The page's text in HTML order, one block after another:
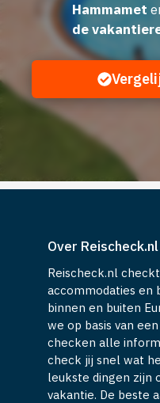
Hammamet
de
Over Reischeck.nl
Reischeck.nl
accommodaties en
binnen en buiten
we op basis van
checken alle
check jij snel wat
leukste dingen zijn
vakantie. De beste